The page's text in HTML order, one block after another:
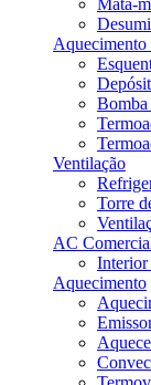
Mata-
Aquecimento
Ventilação
Torre
AC
Interior
Aquecimento